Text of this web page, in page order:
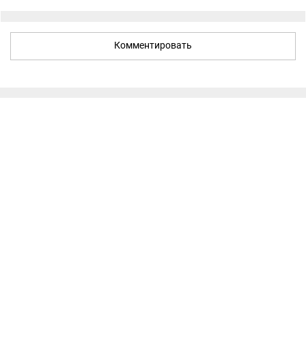
Комментировать